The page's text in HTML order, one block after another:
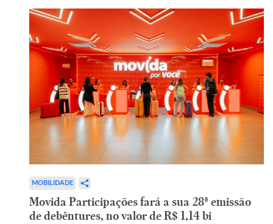
MOBILIDADE
Movida Participações fará a sua 28ª emissão
de debêntures, no valor de R$ 1,14 bi